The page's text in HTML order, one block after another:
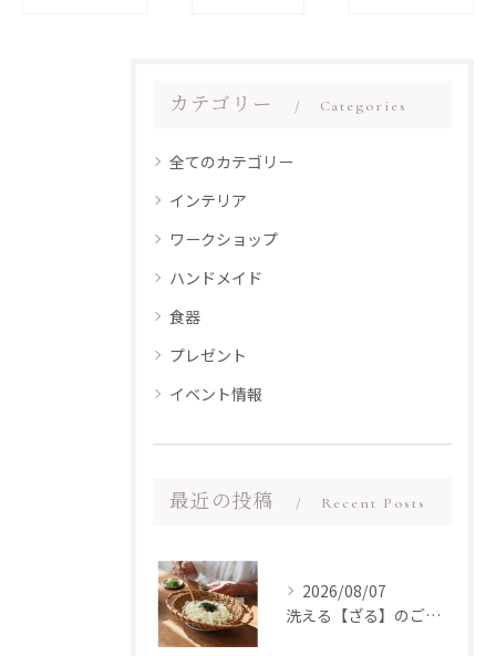
カテゴリー Categories
全てのカテゴリー
インテリア
ワークショップ
ハンドメイド
食器
プレゼント
イベント情報
最近の投稿 Recent Posts
2026/08/07
洗える【ざる】のご紹介